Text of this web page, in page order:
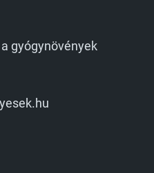
gyógynövények